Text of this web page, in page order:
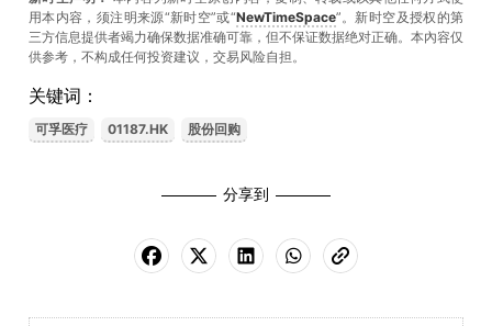
用本内容，须注明来源“新时空”或“NewTimeSpace”。新时空及授权的第
三方信息提供者竭力确保数据准确可靠，但不保证数据绝对正确。本內容仅
供参考，不构成任何投资建议，交易风险自担。
关键词：
可孚医疗 01187.HK 股份回购
分享到